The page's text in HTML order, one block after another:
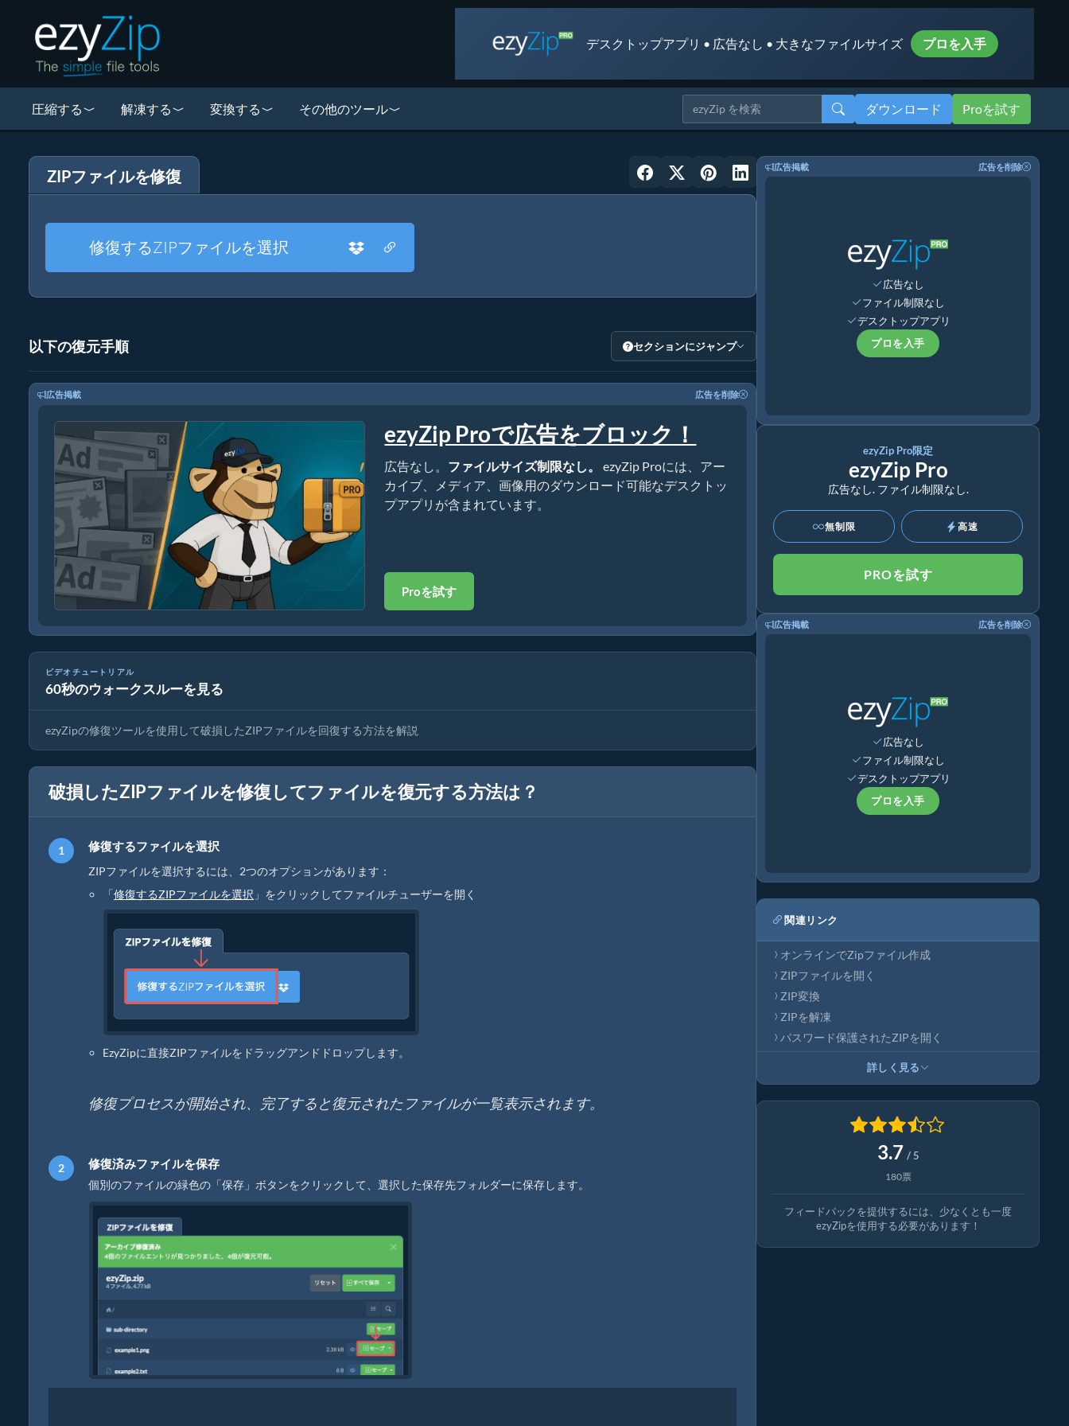
デスクトップアプリ • 広告なし • 大きなファイルサイズ プロを入手
圧縮する 解凍する 変換する その他のツール ダウンロード Proを試す
ZIPファイルを修復
修復するZIPファイルを選択
以下の復元手順 セクションにジャンプ
広告掲載 広告を削除
ezyZip Proで広告をブロック！
広告なし。 ファイルサイズ制限なし。
ezyZip Proには、アー
カイブ、メディア、画像用のダウンロード可能なデスクトッ
プアプリが含まれています。
Proを試す
ビデオチュートリアル
60秒のウォークスルーを見る
破損したZIPファイルをでで修復する方法
ezyZipの修復ツールを使用して破損したZIPファイルを回復する方法を解説
破損したZIPファイルを修復してファイルを復元する方法は？
修復するファイルを選択
ZIPファイルを選択するには、2つのオプションがあります：
「修復するZIPファイルを選択 」をクリックしてファイルチューザーを開く
EzyZipに直接ZIPファイルをドラッグアンドドロップします。
修復プロセスが開始され、完了すると復元されたファイルが一覧表示されます。
修復済みファイルを保存
個別のファイルの緑色の「保存」ボタンをクリックして、選択した保存先フォルダーに保存します。
広告掲載 広告を削除
広告なし
ファイル制限なし
デスクトップアプリ
プロを入手
ezyZip Pro限定
ezyZip Pro
広告なし. ファイル制限なし.
無制限 高速
PROを試す
広告掲載 広告を削除
広告なし
ファイル制限なし
デスクトップアプリ
プロを入手
関連リンク
オンラインでZipファイル作成
ZIPファイルを開く
ZIP変換
ZIPを解凍
パスワード保護されたZIPを開く
詳しく見る
3.7 / 5
180票
フィードバックを提供するには、少なくとも一度
ezyZipを使用する必要があります！